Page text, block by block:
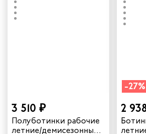
3 510 ₽
Полуботинки рабочие
летние/демисезонные
-27%
2